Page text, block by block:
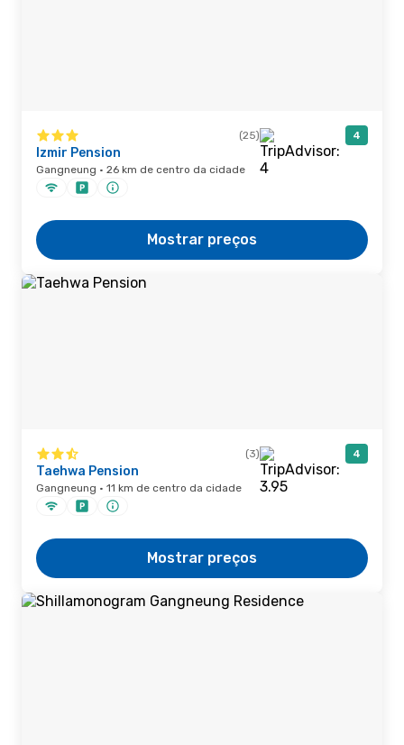
(25) 4
Izmir Pension
Gangneung · 26 km de centro da cidade
Mostrar preços
(3) 4
Taehwa Pension
Gangneung · 11 km de centro da cidade
Mostrar preços